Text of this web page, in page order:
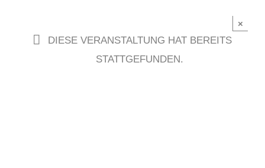
DIESE VERANSTALTUNG HAT BEREITS
STATTGEFUNDEN.
×